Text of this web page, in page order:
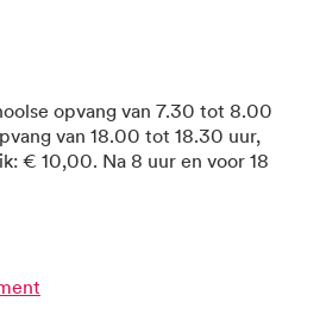
opvang van 7.30 tot 8.00
van 18.00 tot 18.30 uur,
€ 10,00. Na 8 uur en voor 18